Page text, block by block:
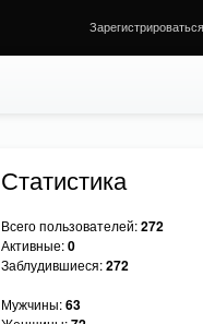
Зарегистрироваться
Статистика
Всего пользователей:272
Активные:0
Заблудившиеся:272
Мужчины:63